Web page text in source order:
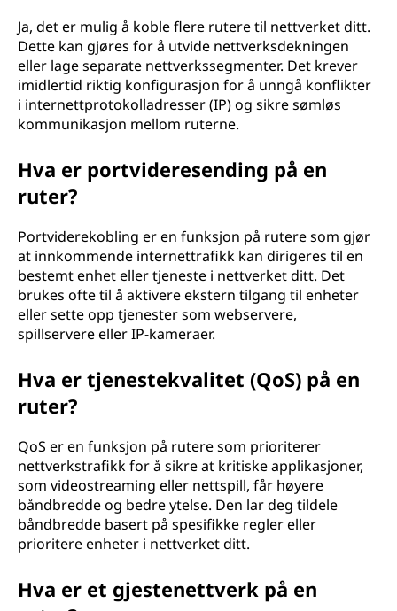
Ja, det er mulig å koble flere rutere til nettverket ditt.
Dette kan gjøres for å utvide nettverksdekningen
eller lage separate nettverkssegmenter. Det krever
imidlertid riktig konfigurasjon for å unngå konflikter
i internettprotokolladresser (IP) og sikre sømløs
kommunikasjon mellom ruterne.
Hva er portvideresending på en
ruter?
Portviderekobling er en funksjon på rutere som gjør
at innkommende internettrafikk kan dirigeres til en
bestemt enhet eller tjeneste i nettverket ditt. Det
brukes ofte til å aktivere ekstern tilgang til enheter
eller sette opp tjenester som webservere,
spillservere eller IP-kameraer.
Hva er tjenestekvalitet (QoS) på en
ruter?
QoS er en funksjon på rutere som prioriterer
nettverkstrafikk for å sikre at kritiske applikasjoner,
som videostreaming eller nettspill, får høyere
båndbredde og bedre ytelse. Den lar deg tildele
båndbredde basert på spesifikke regler eller
prioritere enheter i nettverket ditt.
Hva er et gjestenettverk på en